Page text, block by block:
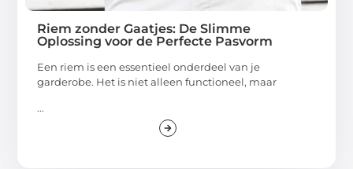
Riem zonder Gaatjes: De Slimme
Oplossing voor de Perfecte Pasvorm
Een riem is een essentieel onderdeel van je
garderobe. Het is niet alleen functioneel, maar
...